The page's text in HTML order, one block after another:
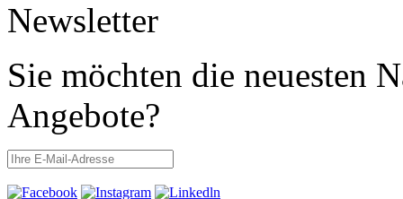
Newsletter
Sie möchten die neuesten
Angebote?